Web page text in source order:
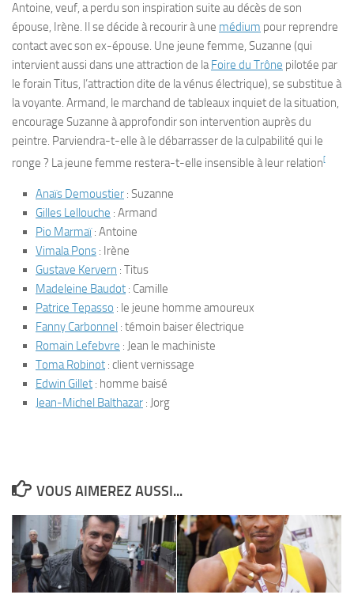
Antoine, veuf, a perdu son inspiration suite au décès de son
épouse, Irène. Il se décide à recourir à une médium pour reprendre
contact avec son ex-épouse. Une jeune femme, Suzanne (qui
intervient aussi dans une attraction de laFoire du Trône pilotée par
le forain Titus, l’attraction dite de lavénus électrique), se substitue à
la voyante. Armand, le marchand de tableaux inquiet de la situation,
encourage Suzanne à approfondir son intervention auprès du
peintre. Parviendra-t-elle à le débarrasser de la culpabilité qui le
ronge ? La jeune femme restera-t-elle insensible à leur relation[
Anaïs Demoustier : Suzanne
Gilles Lellouche : Armand
Pio Marmaï: Antoine
Vimala Pons : Irène
Gustave Kervern : Titus
Madeleine Baudot : Camille
Patrice Tepasso : le jeune homme amoureux
Fanny Carbonnel : témoin baiser électrique
Romain Lefebvre : Jean le machiniste
Toma Robinot : client vernissage
Edwin Gillet : homme baisé
Jean-Michel Balthazar : Jorg
VOUS AIMEREZ AUSSI...